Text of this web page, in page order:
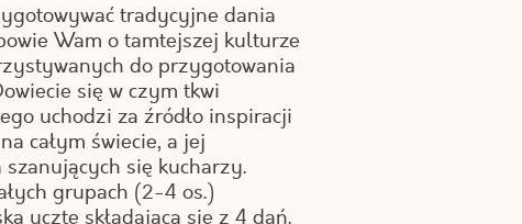
tradycyjne dania
Wam o tamtejszej kulturze
do przygotowania
się w czym tkwi
uchodzi za źródło inspiracji
całym świecie, a jej
się kucharzy.
grupach (2-4 os.)
ucztę składającą się z 4 dań.